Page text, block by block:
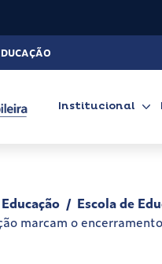
Institucional
Escola de
marcam o